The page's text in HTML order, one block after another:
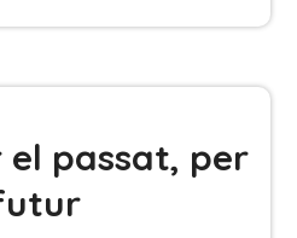
passat, per